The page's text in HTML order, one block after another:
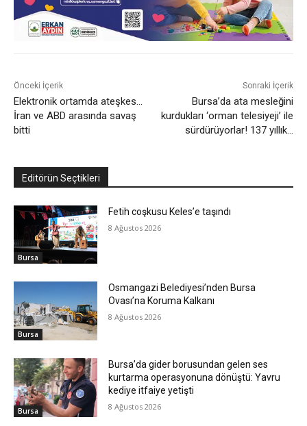
Önceki İçerik
Elektronik ortamda ateşkes…
İran ve ABD arasında savaş
bitti
Sonraki İçerik
Bursa’da ata mesleğini
kurdukları ‘orman telesiyeji’ ile
sürdürüyorlar! 137 yıllık…
Editörün Seçtikleri
Bursa
Fetih coşkusu Keles’e taşındı
8 Ağustos 2026
Bursa
Osmangazi Belediyesi’nden Bursa
Ovası’na Koruma Kalkanı
8 Ağustos 2026
Bursa
Bursa’da gider borusundan gelen ses
kurtarma operasyonuna dönüştü: Yavru
kediye itfaiye yetişti
8 Ağustos 2026